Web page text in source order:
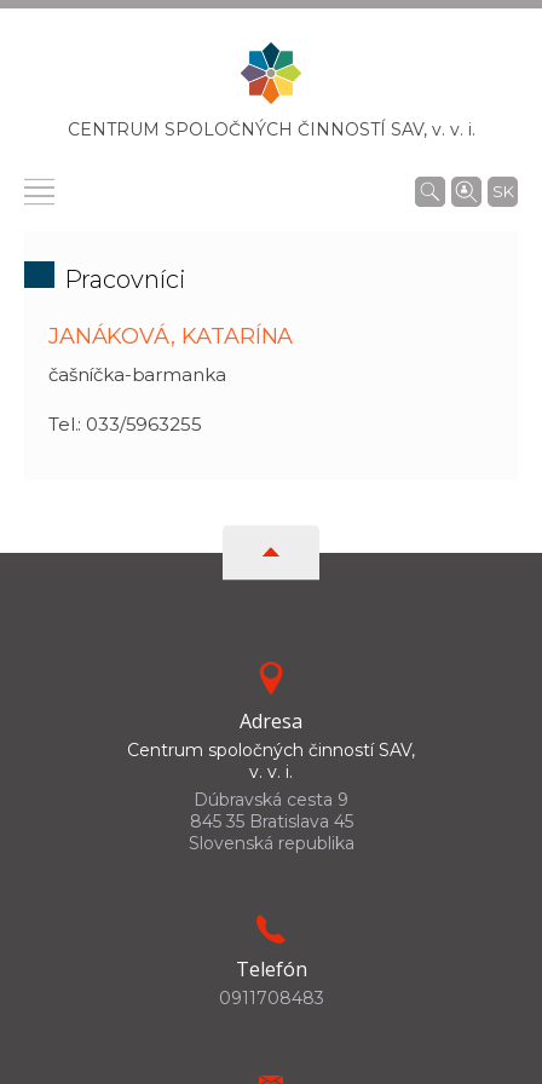
CENTRUM SPOLOČNÝCH ČINNOSTÍ SAV, v. v. i.
SK
Pracovníci
JANÁKOVÁ, KATARÍNA
čašníčka-barmanka
Tel.: 033/5963255
Adresa
Centrum spoločných činností SAV,
v. v. i.
Dúbravská cesta 9
845 35 Bratislava 45
Slovenská republika
Telefón
0911708483